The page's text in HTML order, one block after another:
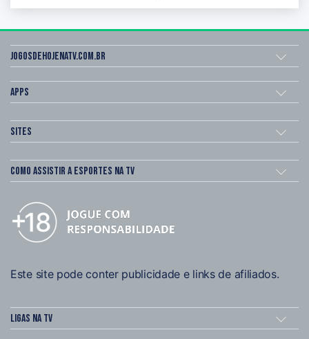
Jogosdehojenatv.com.br
Apps
Sites
Como assistir a esportes na TV
Este site pode conter publicidade e links de afiliados.
Ligas na TV